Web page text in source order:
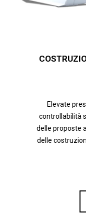
Elevate
controllabilità
delle proposte
delle